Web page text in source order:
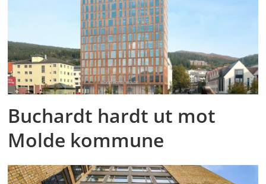
Buchardt hardt ut mot
Molde kommune